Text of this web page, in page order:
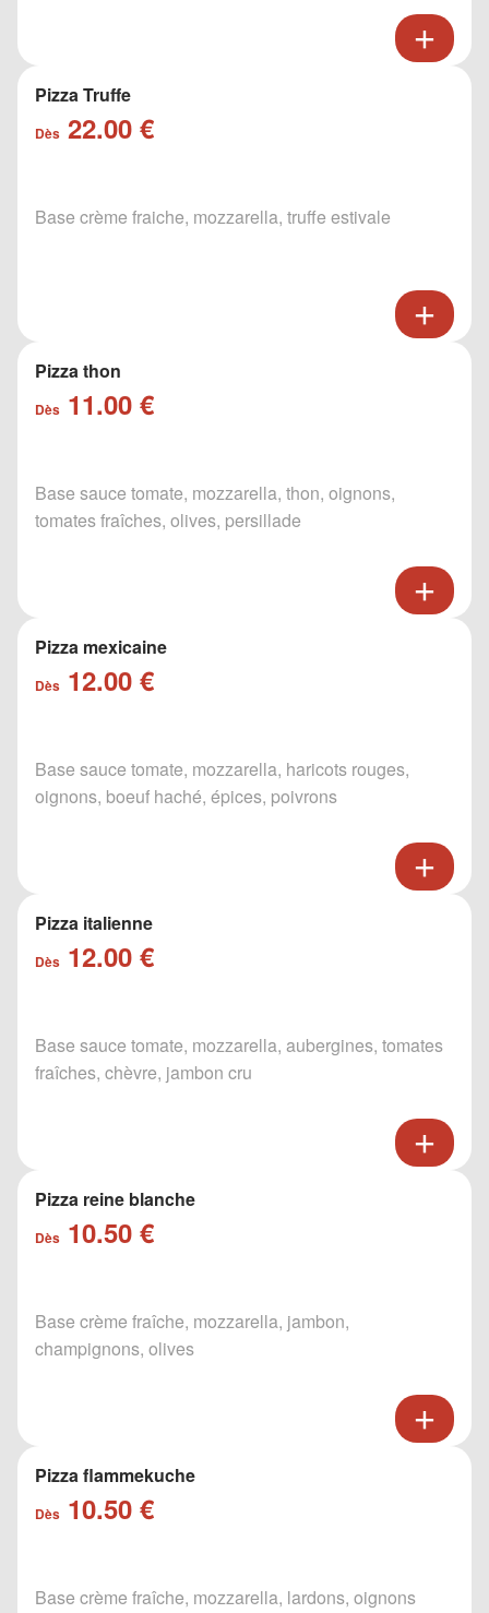
Pizza Truffe
Dès 22.00 €
Base crème fraiche, mozzarella, truffe estivale
Pizza thon
Dès 11.00 €
Base sauce tomate, mozzarella, thon, oignons,
tomates fraîches, olives, persillade
Pizza mexicaine
Dès 12.00 €
Base sauce tomate, mozzarella, haricots rouges,
oignons, boeuf haché, épices, poivrons
Pizza italienne
Dès 12.00 €
Base sauce tomate, mozzarella, aubergines, tomates
fraîches, chèvre, jambon cru
Pizza reine blanche
Dès 10.50 €
Base crème fraîche, mozzarella, jambon,
champignons, olives
Pizza flammekuche
Dès 10.50 €
Base crème fraîche, mozzarella, lardons, oignons